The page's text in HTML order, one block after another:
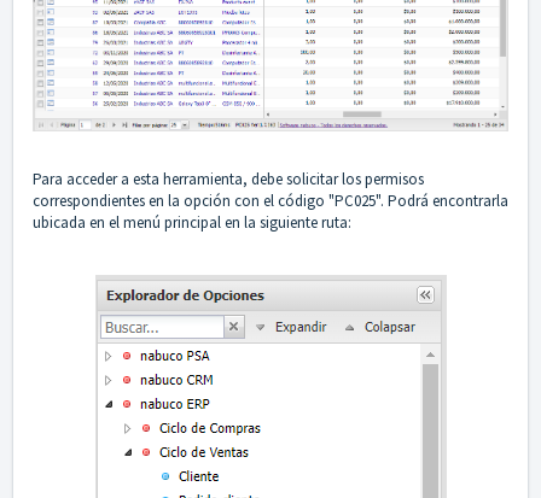
Para acceder a esta herramienta, debe solicitar los permisos
correspondientes en la opción con el código "PC025". Podrá encontrarla
ubicada en el menú principal en la siguiente ruta: